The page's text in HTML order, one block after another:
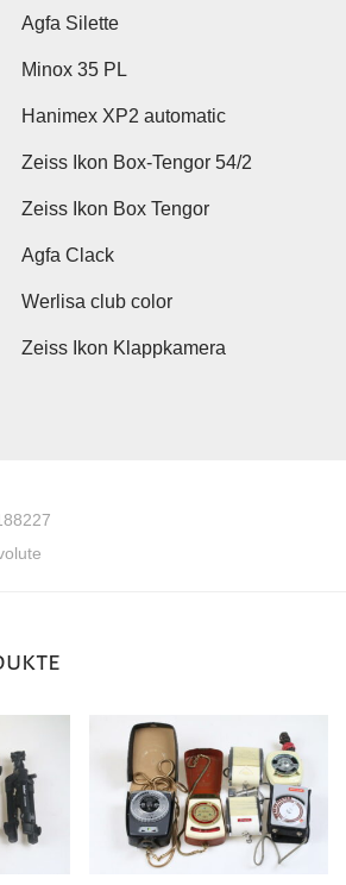
Agfa Silette
Minox 35 PL
Hanimex XP2 automatic
Zeiss Ikon Box-Tengor 54/2
Zeiss Ikon Box Tengor
Agfa Clack
Werlisa club color
Zeiss Ikon Klappkamera